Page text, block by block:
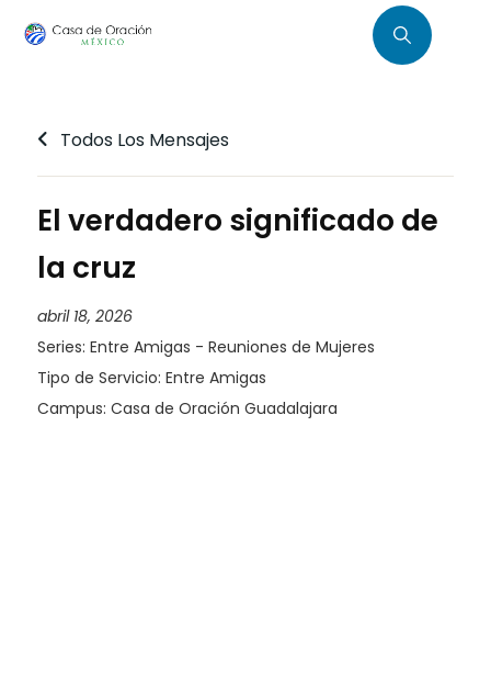
Todos Los Mensajes
El verdadero significado de
la cruz
abril 18, 2026
Series: Entre Amigas - Reuniones de Mujeres
Tipo de Servicio: Entre Amigas
Campus: Casa de Oración Guadalajara